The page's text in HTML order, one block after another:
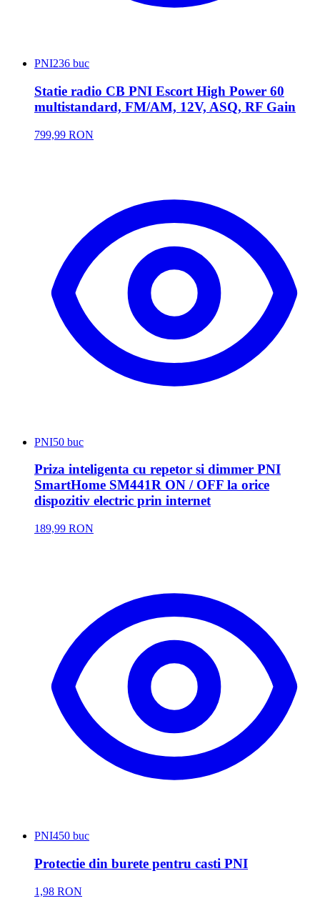
PNI236 buc
Statie radio CB PNI Escort High Power 60
multistandard, FM/AM, 12V, ASQ, RF Gain
799,99 RON
PNI50 buc
Priza inteligenta cu repetor si dimmer PNI
SmartHome SM441R ON / OFF la orice
dispozitiv electric prin internet
189,99 RON
PNI450 buc
Protectie din burete pentru casti PNI
1,98 RON